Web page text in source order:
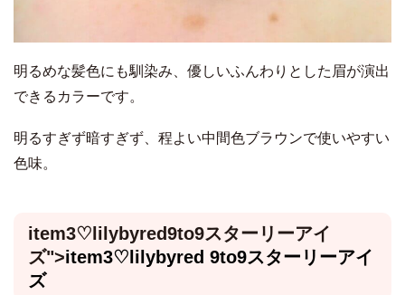
明るめな髪色にも馴染み、優しいふんわりとした眉が演出
できるカラーです。
明るすぎず暗すぎず、程よい中間色ブラウンで使いやすい
色味。
item3♡lilybyred9to9スターリーアイ
ズ">item3♡lilybyred 9to9スターリーアイ
ズ